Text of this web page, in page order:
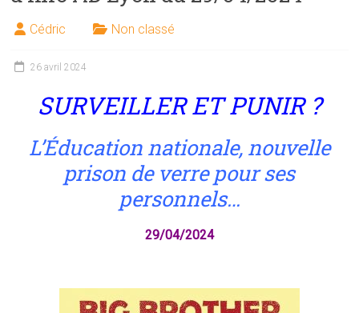
LYON
Cédric Non classé
26 avril 2024
SURVEILLER ET PUNIR ?
L’Éducation nationale, nouvelle
prison de verre pour ses
personnels…
29/04/2024